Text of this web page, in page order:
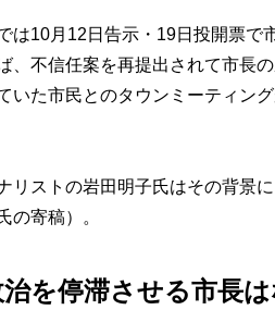
は10月12日告示・19日投開票で
、不信任案を再提出されて市長
いた市民とのタウンミーティン
リストの岩田明子氏はその背景
の寄稿）。
を停滞させる市長